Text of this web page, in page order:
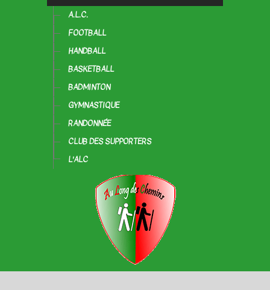
A.L.C.
FOOTBALL
HANDBALL
BASKETBALL
BADMINTON
GYMNASTIQUE
RANDONNÉE
CLUB DES SUPPORTERS
L'ALC